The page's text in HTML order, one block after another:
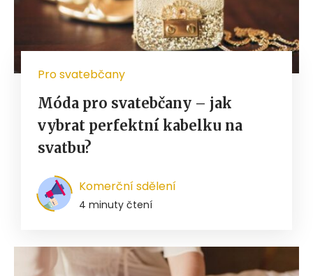
Pro svatebčany
Móda pro svatebčany – jak
vybrat perfektní kabelku na
svatbu?
Komerční sdělení
4 minuty čtení